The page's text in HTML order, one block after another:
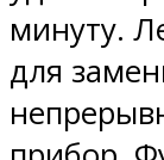
минуту.
для